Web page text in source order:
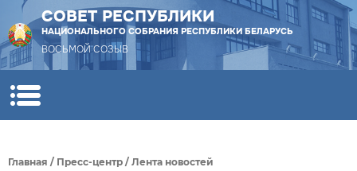
СОВЕТ РЕСПУБЛИКИ
НАЦИОНАЛЬНОГО СОБРАНИЯ РЕСПУБЛИКИ БЕЛАРУСЬ
ВОСЬМОЙ СОЗЫВ
Главная / Пресс-центр / Лента новостей